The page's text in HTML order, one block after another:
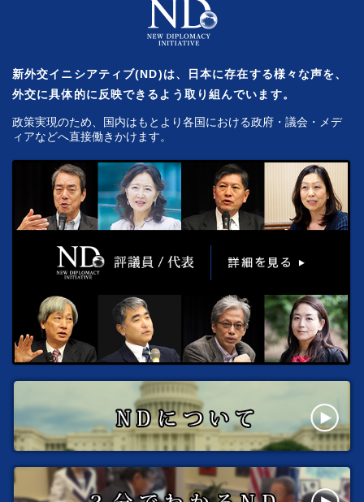
新外交イニシアティブ(ND)は、日本に存在する様々な声を、
外交に具体的に反映できるよう取り組んでいます。
政策実現のため、国内はもとより各国における政府・議会・メデ
ィアなどへ直接働きかけます。